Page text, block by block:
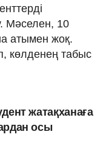
Мәселен, 10
атымен жоқ.
көлденең табыс
жатақханаға
осы